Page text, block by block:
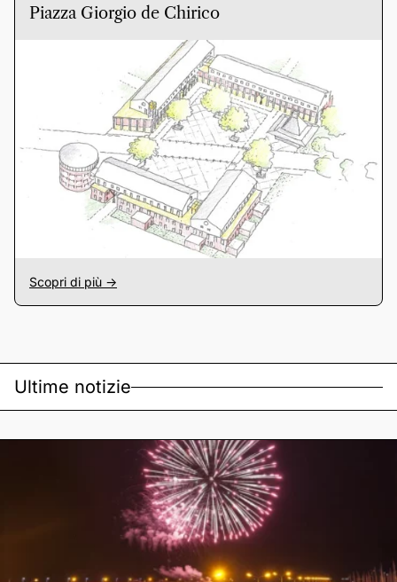
Piazza Giorgio de Chirico
Scopri di più ->
Ultime notizie